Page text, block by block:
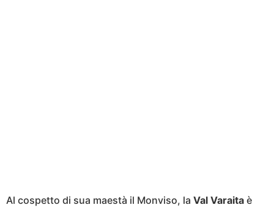
Al cospetto di sua maestà il Monviso, la Val Varaita è